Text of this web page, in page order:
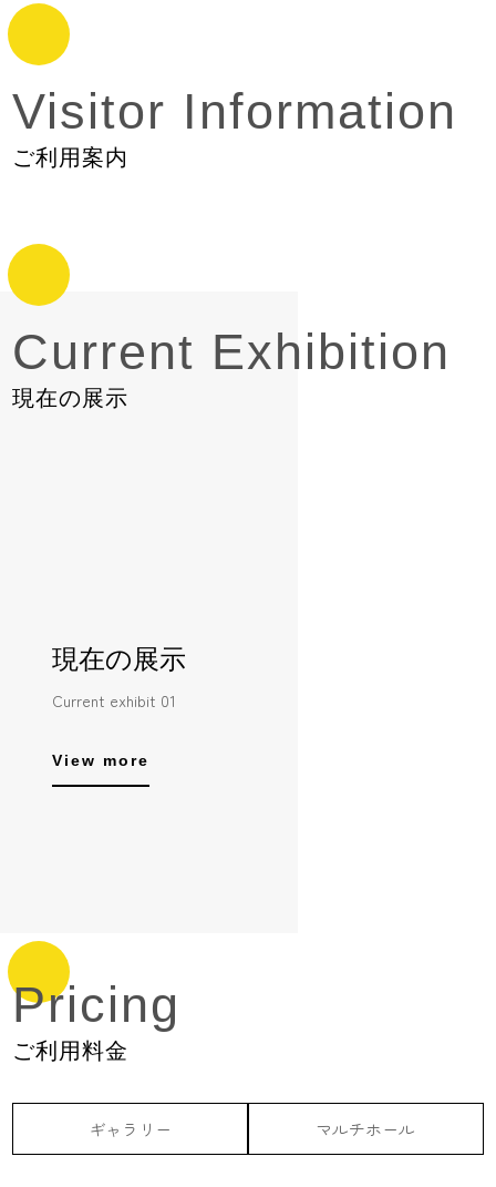
Visitor Information
ご利用案内
PrixShimizu
/Multi Hall
Current Exhibition
現在の展示
現在の展示
Current exhibit 01
View more
Pricing
ご利用料金
ギャラリー マルチホール